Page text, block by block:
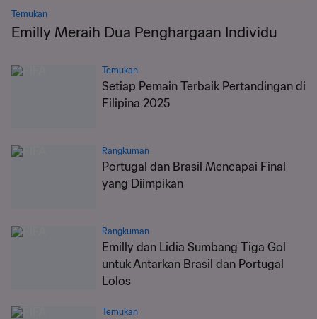
Temukan
Emilly Meraih Dua Penghargaan Individu
Temukan
Setiap Pemain Terbaik Pertandingan di
Filipina 2025
Rangkuman
Portugal dan Brasil Mencapai Final
yang Diimpikan
Rangkuman
Emilly dan Lidia Sumbang Tiga Gol
untuk Antarkan Brasil dan Portugal
Lolos
Temukan